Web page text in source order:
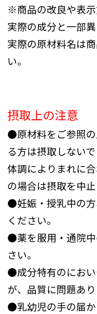
※商品の改良や表示
実際の成分と一部
実際の原材料名は
い。
摂取上の注意
●原材料をご参照
る方は摂取しない
体調によりまれに
の場合は摂取を中止
●妊娠・授乳中の
ください。
●薬を服用・通院
さい。
●成分特有のにお
が、品質に問題あり
●乳幼児の手の届